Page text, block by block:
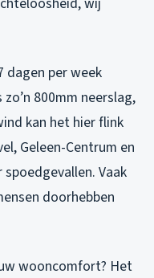
dagen per week
800mm neerslag,
kan het hier flink
Geleen-Centrum en
Vaak
doorhebben
wooncomfort? Het